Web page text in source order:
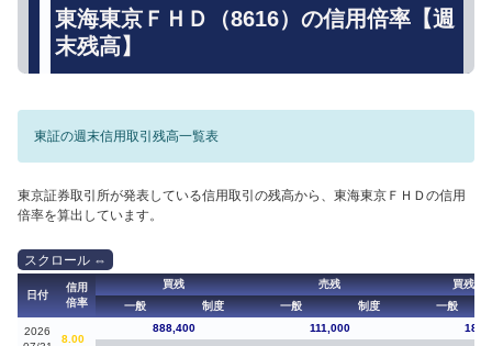
東海東京ＦＨＤ（8616）の信用倍率【週
末残高】
東証の週末信用取引残高一覧表
東京証券取引所が発表している信用取引の残高から、東海東京ＦＨＤの信用
倍率を算出しています。
日付
信用
倍率
買残 売残
買残（
一般
制度 一般 制度 一般
2026
8.00
888,400 111,000